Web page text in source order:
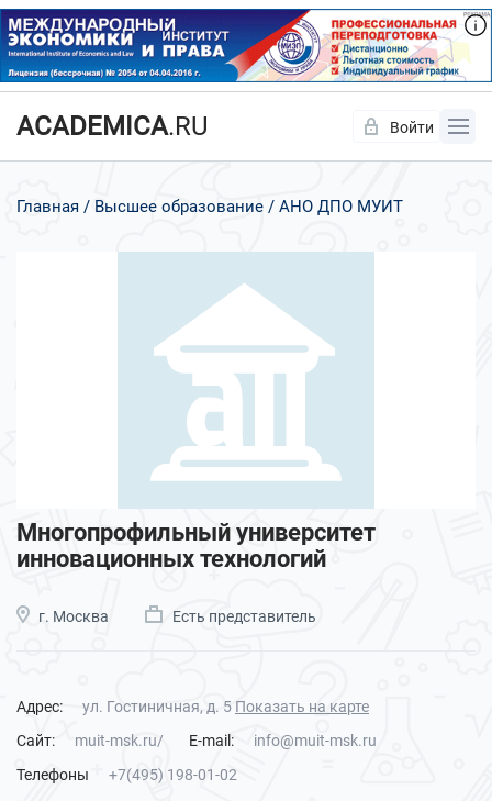
ACADEMICA.RU Войти
Главная Высшее образование АНО ДПО МУИТ
Многопрофильный университет
инновационных технологий
г. Москва Есть представитель
Адрес: ул. Гостиничная, д. 5 Показать на карте
Сайт:
muit-msk.ru/ E-mail:
info@muit-msk.ru
Телефоны
+7(495) 198-01-02
Да Нет